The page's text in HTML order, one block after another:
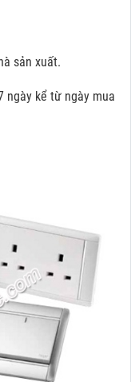
sản xuất.
ngày kể từ ngày mua